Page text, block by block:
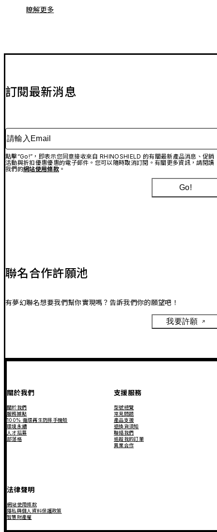
瞭解更多
訂閱最新消息
請輸入Email
點擊“Go!”，即表示您同意接收來自 RHINOSHIELD 的有關最新產品消息、促銷
活動與折扣優惠優惠的電子郵件。您可以隨時取消訂閱。有關更多資訊，請閱讀
我們的網站使用條款。
Go!
聯名合作許願池
有夢幻聯名想要我們幫你實現嗎？告訴我們你的願望吧！
我要許願
關於我們
關於我們
服務據點
100% 循環再生防摔手機殼
環境永續
人才招募
部落格
支援服務
型號總覽
常見問題
產品支援
退換貨須知
聯絡我們
追蹤我的訂單
異業合作
法律聲明
網站使用條款
隱私與個人資料保護政策
智慧財產權